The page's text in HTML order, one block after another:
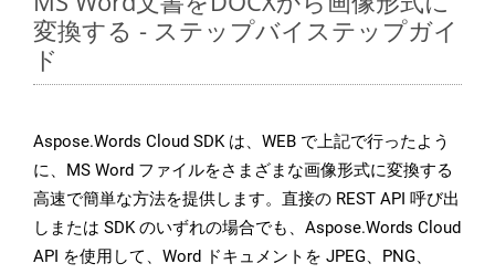
変換する - ステップバイステップガイ
ド
Aspose.Words Cloud SDK は、WEB で上記で行ったよう
に、MS Word ファイルをさまざまな画像形式に変換する
高速で簡単な方法を提供します。直接の REST API 呼び出
しまたは SDK のいずれの場合でも、Aspose.Words Cloud
API を使用して、Word ドキュメントを JPEG、PNG、